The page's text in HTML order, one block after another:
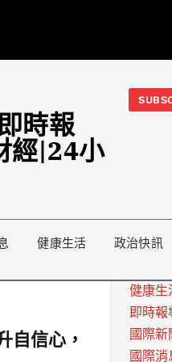
傑回「只能靠嘴巴」
今日熱門
時報
經|24小
健康生活 政治快訊
自信心，
健康生
即時報
國際新
國際消